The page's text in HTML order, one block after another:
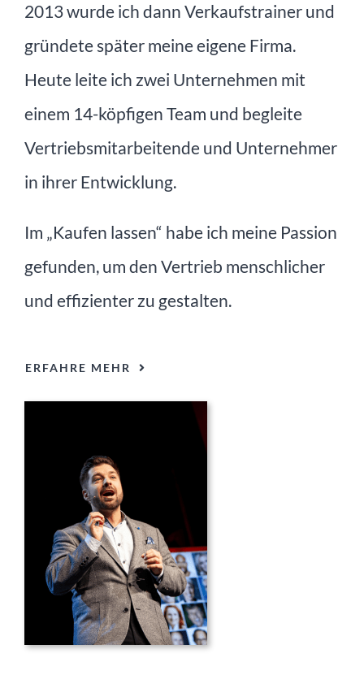
2013 wurde ich dann Verkaufstrainer und
gründete später meine eigene Firma.
Heute leite ich zwei Unternehmen mit
einem 14-köpfigen Team und begleite
Vertriebsmitarbeitende und Unternehmer
in ihrer Entwicklung.
Im „Kaufen lassen“ habe ich meine Passion
gefunden, um den Vertrieb menschlicher
und effizienter zu gestalten.
ERFAHRE MEHR